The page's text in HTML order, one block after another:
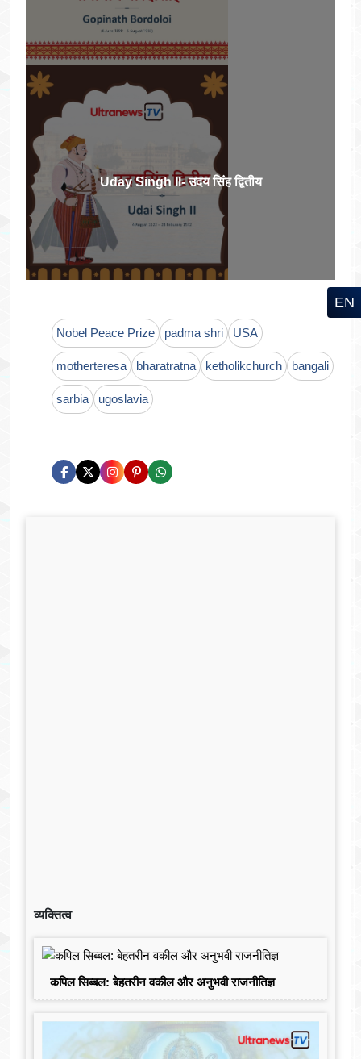
Uday Singh II- उदय सिंह द्वितीय
Nobel Peace Prize padma shri USA
motherteresa bharatratna ketholikchurch bangali
sarbia ugoslavia
व्यक्तित्व
कपिल सिब्बल: बेहतरीन वकील और अनुभवी राजनीतिज्ञ
EN